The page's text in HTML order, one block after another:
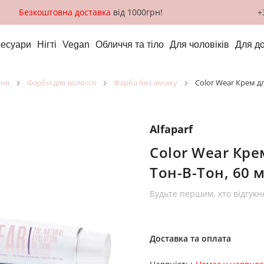
Безкоштовна доставка від 1000грн!
Нігті Vegan Обличчя та тіло Для чоловіків Для
фарби для волосся фарба без аміаку Color Wear Крем
Alfaparf
Color Wear
Тон-В-Тон, 60
Будьте першим, хто
Доставка та оплата